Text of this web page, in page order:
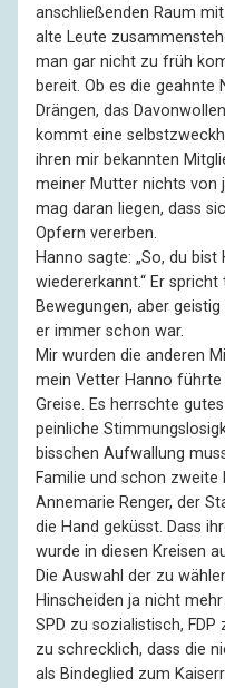
anschließenden Raum
alte Leute
man gar nicht zu früh
bereit. Ob es die geahnte
Drängen, das
kommt eine
ihren mir bekannten
meiner Mutter nichts von
mag daran liegen, dass
Opfern vererben.
Hanno sagte: „So, du
wiedererkannt.“ Er
Bewegungen, aber
er immer schon war.
Mir wurden die anderen
mein Vetter Hanno
Greise. Es herrschte
peinliche
bisschen Aufwallung
Familie und schon zweite
Annemarie Renger, der
die Hand geküsst. Dass
wurde in diesen Kreisen
Die Auswahl der zu
Hinscheiden ja nicht
SPD zu sozialistisch, FDP
zu schrecklich, dass die
als Bindeglied zum